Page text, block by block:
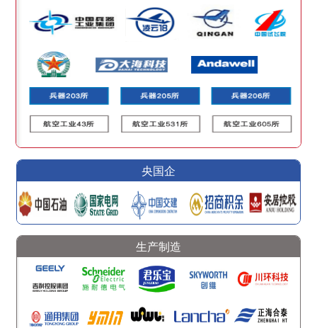
央国企
生产制造